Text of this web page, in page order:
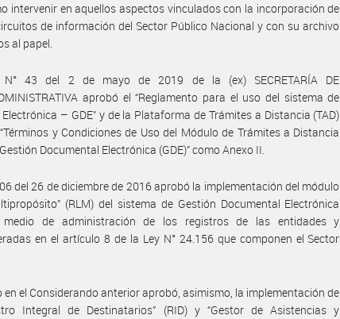
intervenir en aquellos aspectos vinculados con la incorporación de
de información del Sector Público Nacional y con su archivo
al papel.
N° 43 del 2 de mayo de 2019 de la (ex) SECRETARÍA DE
aprobó el “Reglamento para el uso del sistema de
– GDE” y de la Plataforma de Trámites a Distancia (TAD)
y Condiciones de Uso del Módulo de Trámites a Distancia
Documental Electrónica (GDE)” como Anexo II.
del 26 de diciembre de 2016 aprobó la implementación del módulo
(RLM) del sistema de Gestión Documental Electrónica
medio de administración de los registros de las entidades y
en el artículo 8 de la Ley N° 24.156 que componen el Sector
en el Considerando anterior aprobó, asimismo, la implementación de
Integral de Destinatarios” (RID) y “Gestor de Asistencias y